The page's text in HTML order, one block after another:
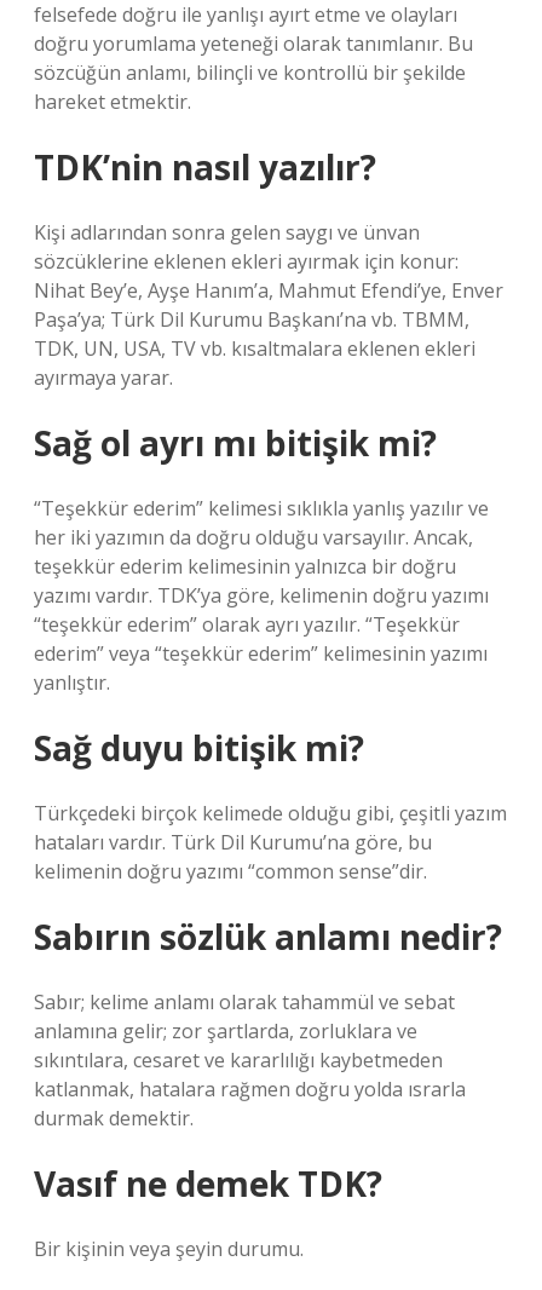
felsefede doğru ile yanlışı ayırt etme ve olayları
doğru yorumlama yeteneği olarak tanımlanır. Bu
sözcüğün anlamı, bilinçli ve kontrollü bir şekilde
hareket etmektir.
TDK’nin nasıl yazılır?
Kişi adlarından sonra gelen saygı ve ünvan
sözcüklerine eklenen ekleri ayırmak için konur:
Nihat Bey’e, Ayşe Hanım’a, Mahmut Efendi’ye, Enver
Paşa’ya; Türk Dil Kurumu Başkanı’na vb. TBMM,
TDK, UN, USA, TV vb. kısaltmalara eklenen ekleri
ayırmaya yarar.
Sağ ol ayrı mı bitişik mi?
“Teşekkür ederim” kelimesi sıklıkla yanlış yazılır ve
her iki yazımın da doğru olduğu varsayılır. Ancak,
teşekkür ederim kelimesinin yalnızca bir doğru
yazımı vardır. TDK’ya göre, kelimenin doğru yazımı
“teşekkür ederim” olarak ayrı yazılır. “Teşekkür
ederim” veya “teşekkür ederim” kelimesinin yazımı
yanlıştır.
Sağ duyu bitişik mi?
Türkçedeki birçok kelimede olduğu gibi, çeşitli yazım
hataları vardır. Türk Dil Kurumu’na göre, bu
kelimenin doğru yazımı “common sense”dir.
Sabırın sözlük anlamı nedir?
Sabır; kelime anlamı olarak tahammül ve sebat
anlamına gelir; zor şartlarda, zorluklara ve
sıkıntılara, cesaret ve kararlılığı kaybetmeden
katlanmak, hatalara rağmen doğru yolda ısrarla
durmak demektir.
Vasıf ne demek TDK?
Bir kişinin veya şeyin durumu.